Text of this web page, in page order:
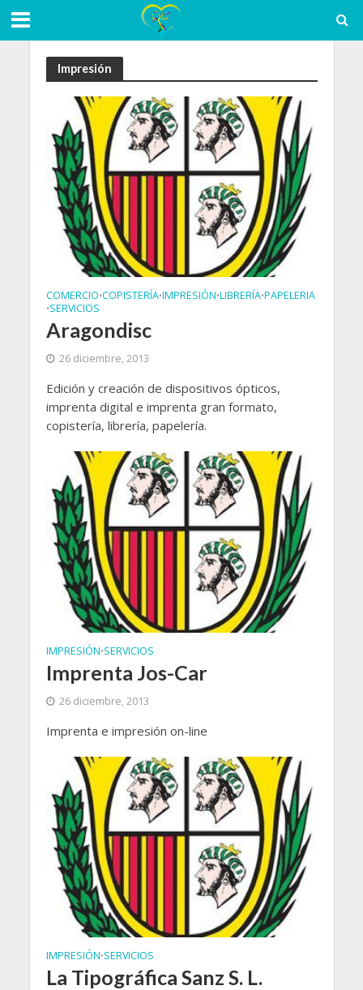
Impresión
COMERCIO•COPISTERÍA•IMPRESIÓN•LIBRERÍA•PAPELERIA
•SERVICIOS
Aragondisc
26 diciembre, 2013
Edición y creación de dispositivos ópticos,
imprenta digital e imprenta gran formato,
copistería, librería, papelería.
IMPRESIÓN•SERVICIOS
Imprenta Jos-Car
26 diciembre, 2013
Imprenta e impresión on-line
IMPRESIÓN•SERVICIOS
La Tipográfica Sanz S. L.